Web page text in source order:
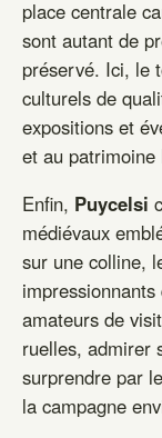
place centrale
sont autant de
préservé. Ici, le
culturels de
expositions et
et au patrimoine
Enfin, Puycelsi
médiévaux
sur une colline,
amateurs de
ruelles, admirer
surprendre par
la campagne